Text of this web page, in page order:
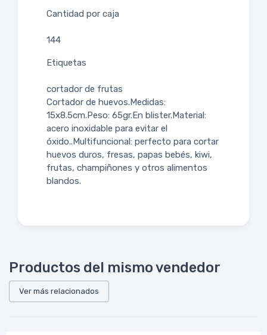
Cantidad por caja
144
Etiquetas
cortador de frutas
Cortador de huevos.Medidas:
15x8.5cm.Peso: 65gr.En blister.Material:
acero inoxidable para evitar el
óxido..Multifuncional: perfecto para cortar
huevos duros, fresas, papas bebés, kiwi,
frutas, champiñones y otros alimentos
blandos.
Productos del mismo vendedor
Ver más relacionados